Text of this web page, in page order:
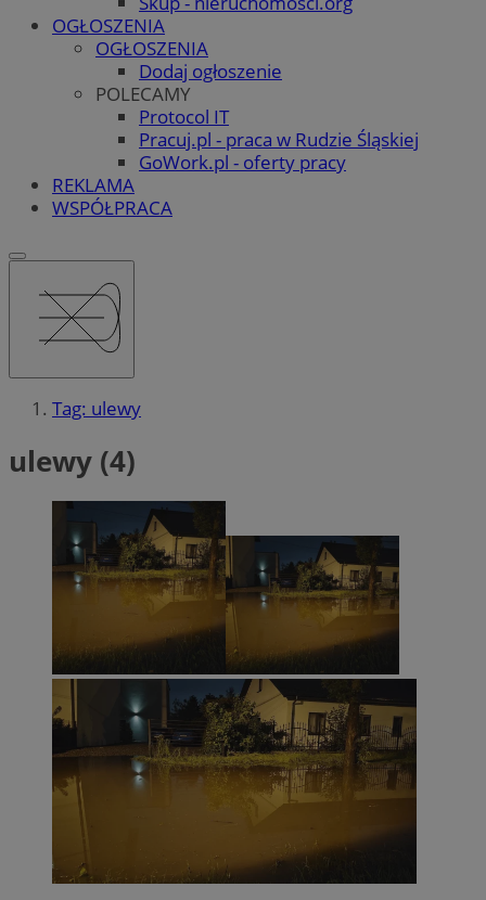
OGŁOSZENIA
OGŁOSZENIA
Dodaj ogłoszenie
POLECAMY
Protocol IT
Pracuj.pl - praca w Rudzie Śląskiej
GoWork.pl - oferty pracy
REKLAMA
WSPÓŁPRACA
Tag: ulewy
ulewy (4)